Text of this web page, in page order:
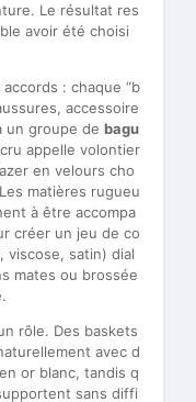
Le résultat res
avoir été choisi
: chaque “b
accessoire
un groupe de bagu
appelle volontier
en velours cho
matières rugueu
à être accompa
créer un jeu de co
viscose, satin) dial
mates ou brossée
rôle. Des baskets
avec d
or blanc, tandis q
sans diffi